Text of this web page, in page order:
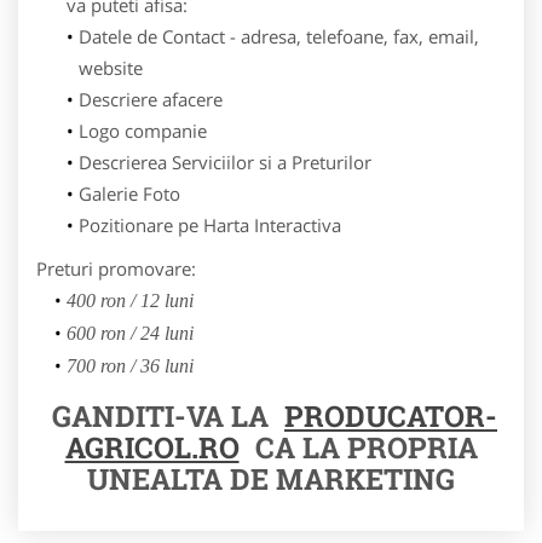
Datele de Contact - adresa, telefoane, fax, email,
website
Descriere afacere
Logo companie
Descrierea Serviciilor si a Preturilor
Galerie Foto
Pozitionare pe Harta Interactiva
Preturi promovare:
400 ron / 12 luni
600 ron / 24 luni
700 ron / 36 luni
GANDITI-VA LA PRODUCATOR-
AGRICOL.RO CA LA PROPRIA
UNEALTA DE MARKETING